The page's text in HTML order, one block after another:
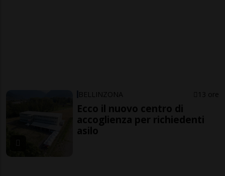
BELLINZONA 13 ore
Ecco il nuovo centro di
accoglienza per richiedenti
asilo